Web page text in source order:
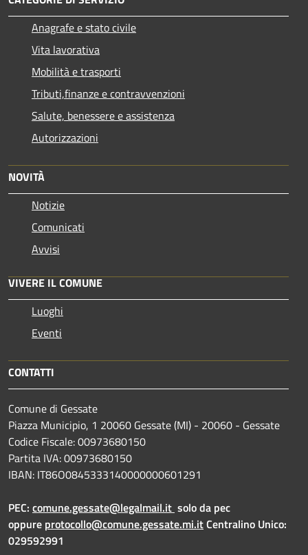
Anagrafe e stato civile
Vita lavorativa
Mobilità e trasporti
Tributi,finanze e contravvenzioni
Salute, benessere e assistenza
Autorizzazioni
NOVITÀ
Notizie
Comunicati
Avvisi
VIVERE IL COMUNE
Luoghi
Eventi
CONTATTI
Comune di Gessate
Piazza Municipio, 1 20060 Gessate (MI) - 20060 - Gessate
Codice Fiscale: 00973680150
Partita IVA: 00973680150
IBAN: IT86O0845333140000000601291
PEC: comune.gessate@legalmail.it solo da pec
oppure protocollo@comune.gessate.mi.itCentralino Unico:
029592991